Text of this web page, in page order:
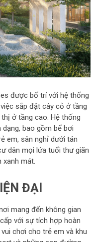
được bố trí với hệ thống
sắp đặt cây cỏ ở tầng
ở tầng cao. Hệ thống
bao gồm bể bơi
em, sân nghỉ dưới tán
dân mọi lứa tuổi thư giãn
xanh mát.
ĐẠI
mang đến không gian
với sự tích hợp hoàn
chơi cho trẻ em và khu